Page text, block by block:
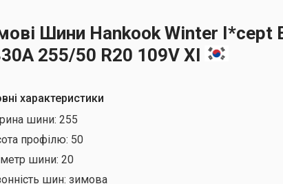
Шини Hankook Winter I*cept
255/50 R20 109V Xl
характеристики
шини: 255
профілю: 50
шини: 20
шин: зимова